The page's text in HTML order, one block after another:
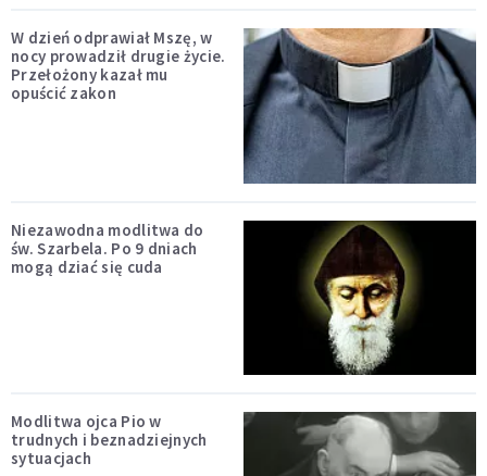
W dzień odprawiał Mszę, w
nocy prowadził drugie życie.
Przełożony kazał mu
opuścić zakon
Niezawodna modlitwa do
św. Szarbela. Po 9 dniach
mogą dziać się cuda
Modlitwa ojca Pio w
trudnych i beznadziejnych
sytuacjach